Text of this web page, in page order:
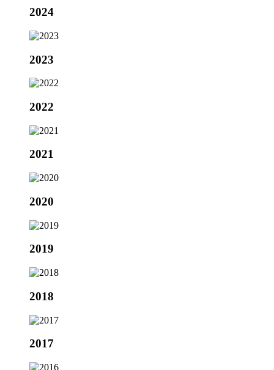
2024
2023
2022
2021
2020
2019
2018
2017